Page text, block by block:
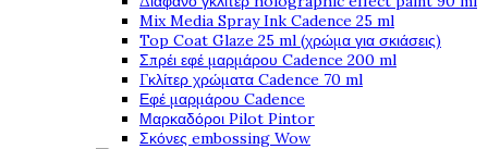
Mix Media Spray Ink Cadence 25 ml
Top Coat Glaze 25 ml (χρώμα για σκιάσεις)
Σπρέι εφέ μαρμάρου Cadence 200 ml
Γκλίτερ χρώματα Cadence 70 ml
Εφέ μαρμάρου Cadence
Μαρκαδόροι Pilot Pintor
Σκόνες embossing Wow